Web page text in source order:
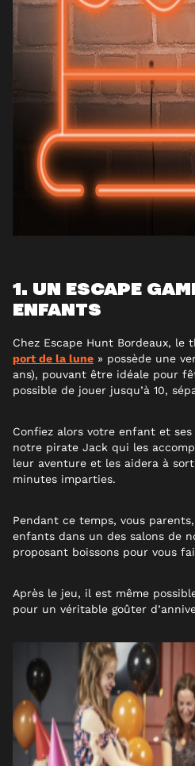
1. UN ESCAPE
ENFANTS
Chez Escape Hunt Bordeaux, le
port de la lune » possède une
ans), pouvant être idéale pour
possible de jouer jusqu’à 10,
Confiez alors votre enfant et
notre pirate Jack qui les
leur aventure et les aidera à
minutes imparties.
Pendant ce temps, vous
enfants dans un des salons de
proposant boissons pour vous
Après le jeu, il est même
pour un véritable goûter